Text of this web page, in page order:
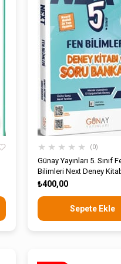
★ ★ ★ ★ ★ 0
Günay Yayınları 5. Sınıf
Bilimleri Next Deney
Soru Bankası
₺400,00
Sepete Ekle